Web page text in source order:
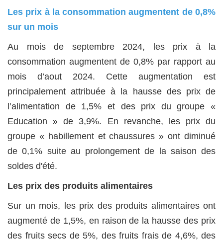
Les prix à la consommation augmentent de 0,8%
sur un mois
Au mois de septembre 2024, les prix à la
consommation augmentent de 0,8% par rapport au
mois d’aout 2024. Cette augmentation est
principalement attribuée à la hausse des prix de
l’alimentation de 1,5% et des prix du groupe «
Education » de 3,9%. En revanche, les prix du
groupe « habillement et chaussures » ont diminué
de 0,1% suite au prolongement de la saison des
soldes d'été.
Les prix des produits alimentaires
Sur un mois, les prix des produits alimentaires ont
augmenté de 1,5%, en raison de la hausse des prix
des fruits secs de 5%, des fruits frais de 4,6%, des